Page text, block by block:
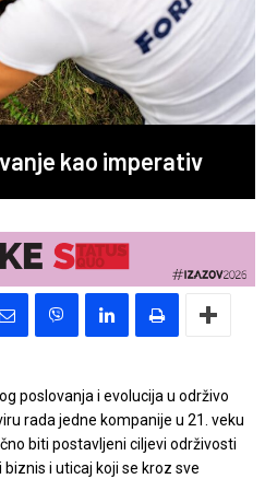
kao imperativ
poslovanja i evolucija u održivo
rada jedne kompanije u 21. veku
biti postavljeni ciljevi održivosti
i uticaj koji se kroz sve